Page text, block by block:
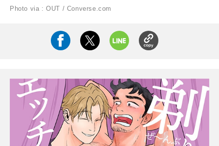
Photo via : OUT / Converse.com